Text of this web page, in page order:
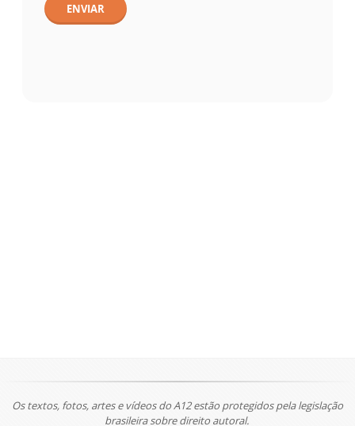
ENVIAR
Os textos, fotos, artes e vídeos do A12 estão protegidos pela legislação
brasileira sobre direito autoral.